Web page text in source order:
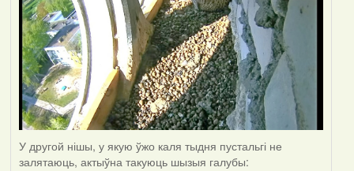
У другой нішы, у якую ўжо каля тыдня пустальгі не
залятаюць, актыўна такуюць шызыя галубы: